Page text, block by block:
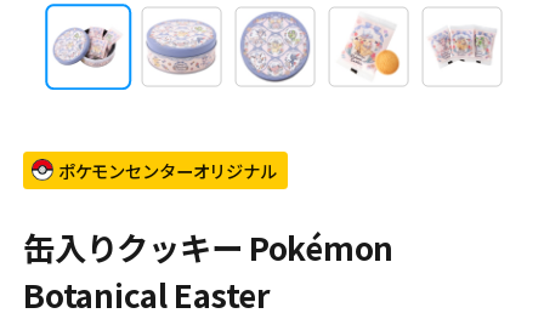
ポケモンセンターオリジナル
缶入りクッキー Pokémon
Botanical Easter